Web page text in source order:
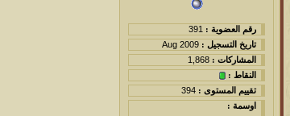
رقم العضوية : 391
تاريخ التسجيل : Aug 2009
المشاركات : 1,868
النقاط :
تقييم المستوى : 394
اوسمة :